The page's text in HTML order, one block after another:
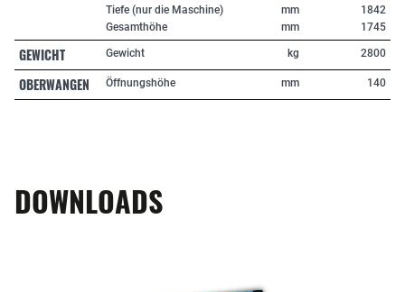
Tiefe (nur die Maschine)
Gesamthöhe
mm
mm
1842
1745
GEWICHT Gewicht kg 2800
OBERWANGEN Öffnungshöhe mm 140
DOWNLOADS